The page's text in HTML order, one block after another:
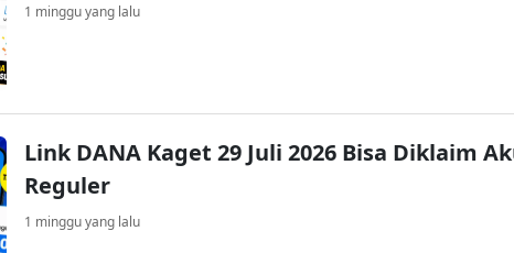
1 minggu yang lalu
Link DANA Kaget 29 Juli 2026 Bisa Diklaim
Reguler
1 minggu yang lalu